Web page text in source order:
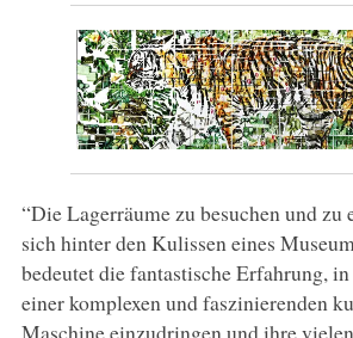
“Die Lagerräume zu besuchen und zu
sich hinter den Kulissen eines
bedeutet die fantastische Erfahrung,
einer komplexen und faszinierenden
Maschine einzudringen und ihre